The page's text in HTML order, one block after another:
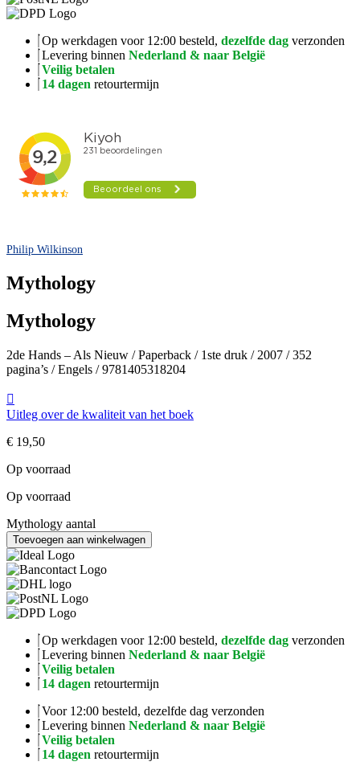
Op werkdagen voor 12:00 besteld, dezelfde dag verzonden
Levering binnen Nederland & naar België
Veilig betalen
14 dagen retourtermijn
Philip Wilkinson
Mythology
Mythology
2de Hands – Als Nieuw / Paperback / 1ste druk / 2007 / 352
pagina’s / Engels / 9781405318204
Uitleg over de kwaliteit van het boek
€ 19,50
Op voorraad
Op voorraad
Mythology aantal
Toevoegen aan winkelwagen
Op werkdagen voor 12:00 besteld, dezelfde dag verzonden
Levering binnen Nederland & naar België
Veilig betalen
14 dagen retourtermijn
Voor 12:00 besteld, dezelfde dag verzonden
Levering binnen Nederland & naar België
Veilig betalen
14 dagen retourtermijn